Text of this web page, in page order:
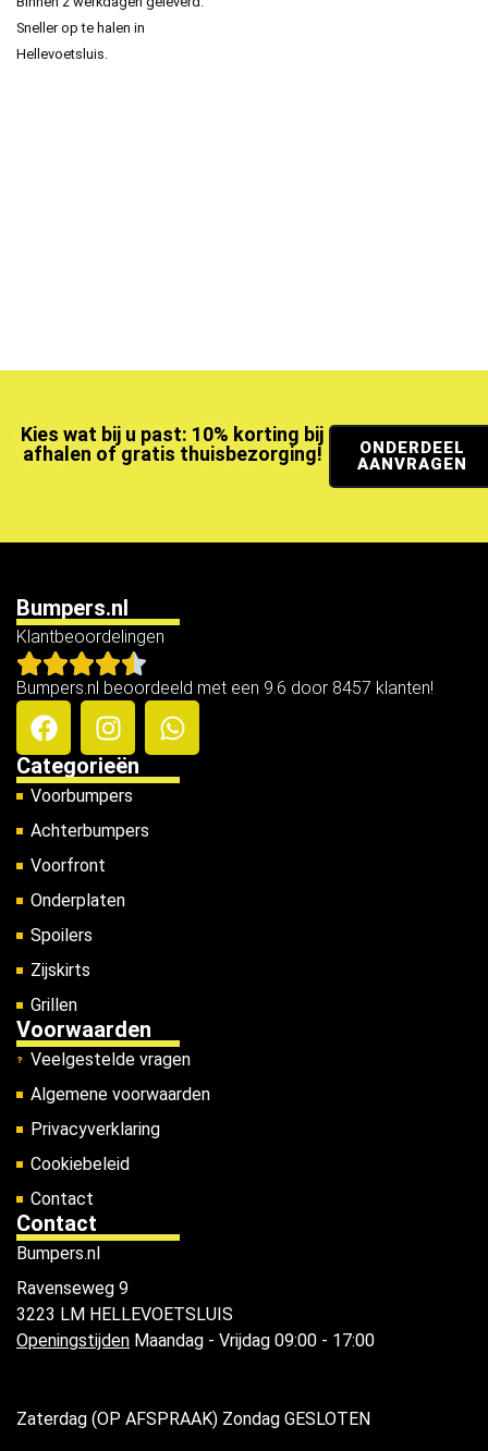
Sneller op te halen in
Hellevoetsluis.
Kies wat bij u past: 10% korting bij
afhalen of gratis thuisbezorging!
ONDERDEEL
AANVRAGEN
Bumpers.nl
Klantbeoordelingen
Bumpers.nl beoordeeld met een 9.6 door 8457 klanten!
Categorieën
Voorbumpers
Achterbumpers
Voorfront
Onderplaten
Spoilers
Zijskirts
Grillen
Voorwaarden
Veelgestelde vragen
Algemene voorwaarden
Privacyverklaring
Cookiebeleid
Contact
Contact
Bumpers.nl
Ravenseweg 9
3223 LM HELLEVOETSLUIS
Openingstijden Maandag - Vrijdag 09:00 - 17:00
Zaterdag (OP AFSPRAAK) Zondag GESLOTEN